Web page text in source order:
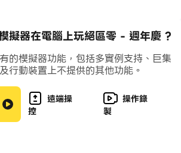
的全新3D動作遊戲，故事發生在
「空洞」所侵襲的近未來。
自然災害「空洞」所侵襲的近未來。在
擬器在電腦上玩絕區零 - 週年慶 ?
的模擬器功能，包括多實例支持、巨集
行動裝置上不提供的其他功能。
遠端操
控
操作錄
製